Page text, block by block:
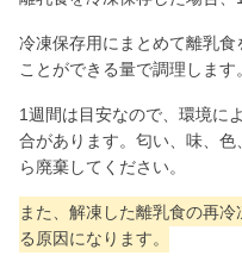
冷凍保存用にまとめて離乳
ことができる量で調理します。
1週間は目安なので、環境に
合があります。匂い、味、
ら廃棄してください。
また、解凍した離乳食の再
る原因になります。